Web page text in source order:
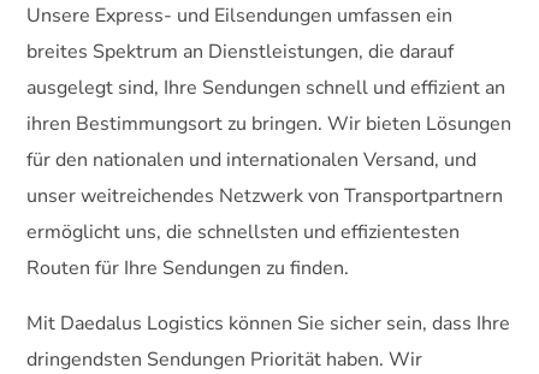
Unsere Express- und Eilsendungen umfassen ein
breites Spektrum an Dienstleistungen, die darauf
ausgelegt sind, Ihre Sendungen schnell und effizient an
ihren Bestimmungsort zu bringen. Wir bieten Lösungen
für den nationalen und internationalen Versand, und
unser weitreichendes Netzwerk von Transportpartnern
ermöglicht uns, die schnellsten und effizientesten
Routen für Ihre Sendungen zu finden.
Mit Daedalus Logistics können Sie sicher sein, dass Ihre
dringendsten Sendungen Priorität haben. Wir